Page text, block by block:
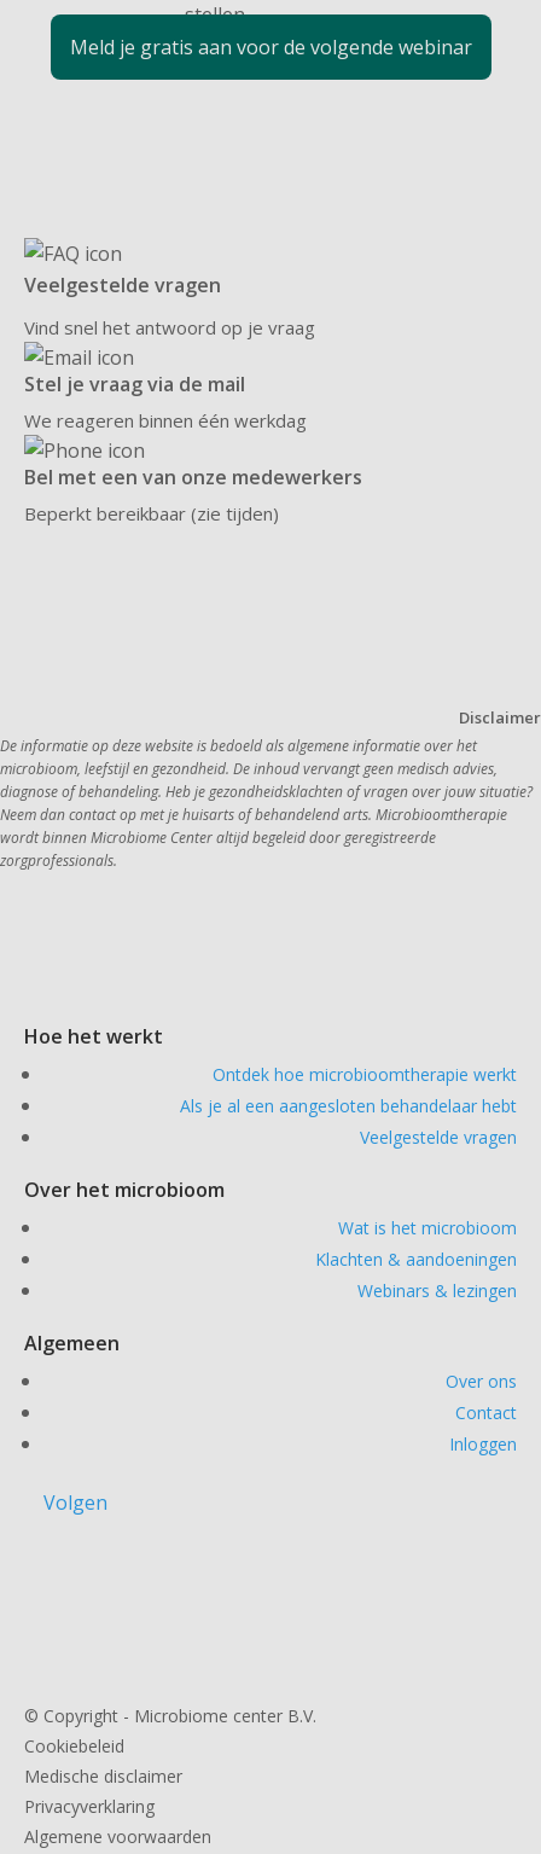
stellen.
Meld je gratis aan voor de volgende webinar
Veelgestelde vragen
Vind snel het antwoord op je vraag
Stel je vraag via de mail
We reageren binnen één werkdag
Bel met een van onze medewerkers
Beperkt bereikbaar (zie tijden)
Disclaimer
De informatie op deze website is bedoeld als algemene informatie over het
microbioom, leefstijl en gezondheid. De inhoud vervangt geen medisch advies,
diagnose of behandeling. Heb je gezondheidsklachten of vragen over jouw situatie?
Neem dan contact op met je huisarts of behandelend arts. Microbioomtherapie
wordt binnen Microbiome Center altijd begeleid door geregistreerde
zorgprofessionals.
Hoe het werkt
Ontdek hoe microbioomtherapie werkt
Als je al een aangesloten behandelaar hebt
Veelgestelde vragen
Over het microbioom
Wat is het microbioom
Klachten & aandoeningen
Webinars & lezingen
Algemeen
Over ons
Contact
Inloggen
Volgen
© Copyright - Microbiome center B.V.
Cookiebeleid
Medische disclaimer
Privacyverklaring
Algemene voorwaarden